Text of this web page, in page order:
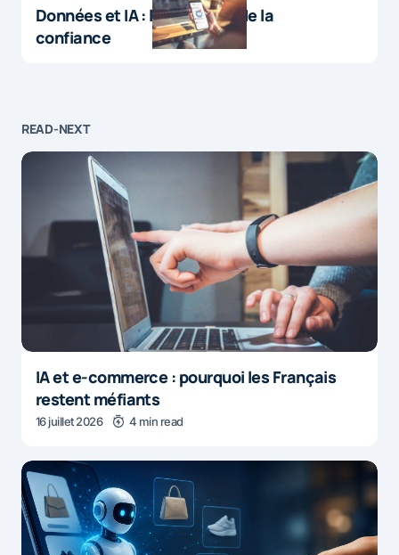
Données et IA : le paradoxe de la
confiance
READ-NEXT
IA et e-commerce : pourquoi les Français
restent méfiants
16 juillet 2026 4 min read